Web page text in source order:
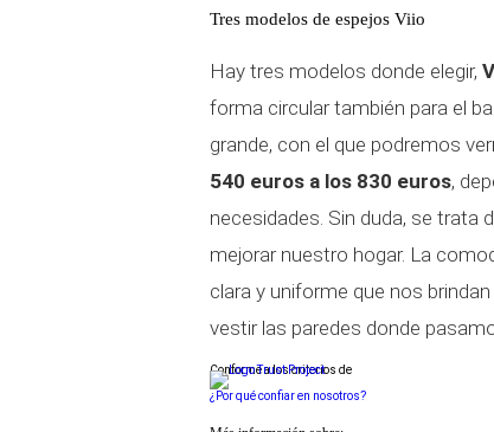
Tres modelos de espejos Viio
Hay tres modelos donde elegir,
forma circular también para el
grande, con el que podremos
540 euros a los 830 euros,
necesidades. Sin duda, se trata
mejorar nuestro hogar. La
clara y uniforme que nos
vestir las paredes donde
Conforme a los criterios de
¿Por qué confiar en nosotros?